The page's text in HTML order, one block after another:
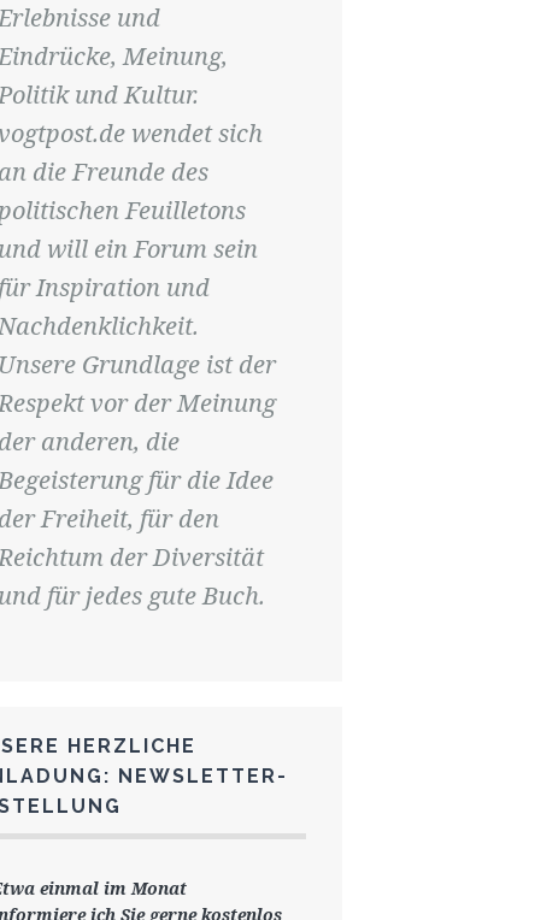
und
Meinung,
und Kultur.
wendet sich
an die Freunde des
politischen Feuilletons
und will ein Forum sein
für Inspiration und
Unsere Grundlage ist der
vor der Meinung
der anderen, die
für die Idee
der Freiheit, für den
der Diversität
und für jedes gute Buch.
HERZLICHE
NEWSLETTER-
einmal im Monat
ich Sie gernekostenlos